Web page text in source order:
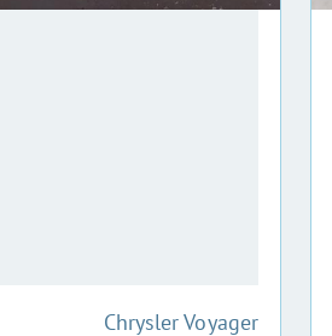
:Chrysler Voyager